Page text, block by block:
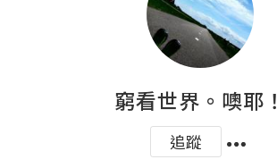
窮看世界。噢耶！
追蹤